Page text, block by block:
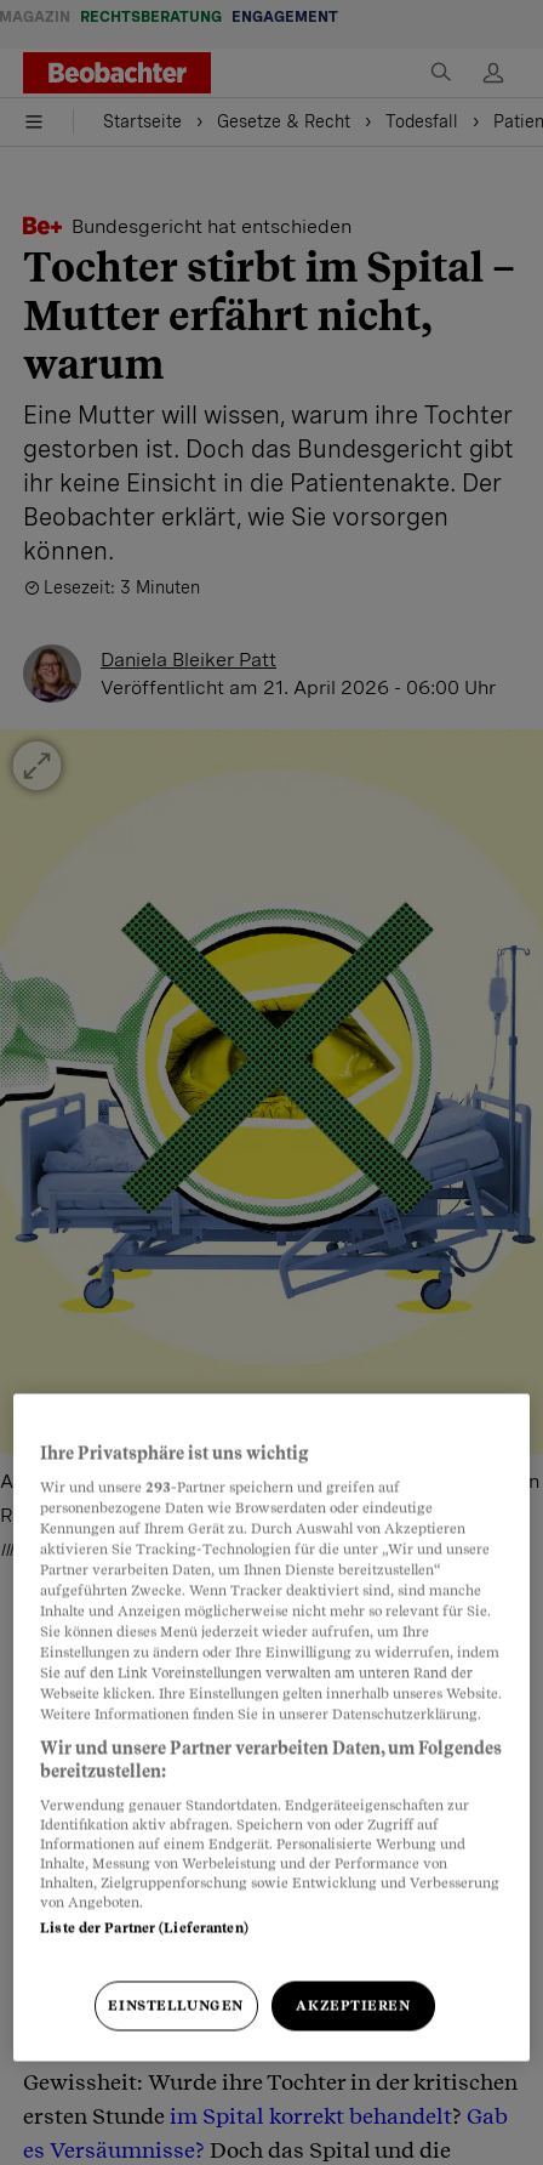
MAGAZIN RECHTSBERATUNG ENGAGEMENT
Startseite Gesetze & Recht Todesfall
Bundesgericht hat entschieden
Tochter stirbt im Spital –
Mutter erfährt nicht,
warum
Eine Mutter will wissen, warum ihre Tochter
gestorben ist. Doch das Bundesgericht gibt
ihr keine Einsicht in die Patientenakte. Der
Beobachter erklärt, wie Sie vorsorgen
können.
Lesezeit: 3 Minuten
Daniela Bleiker Patt
Veröffentlicht am 21. April 2026 - 06:00 Uhr
Angehörige einer Verstorbenen haben nicht automatisch ein
Recht auf Akteneinsicht. Bild: IStock, Freepik, KI-Bild –
Illustration: Fabian Widmer
Teilen Anhören Merken Kommentare
Artikel teilen
Es war ein dramatischer Wettlauf gegen die Zeit:
Eine 61-jährige Frau erleidet in ihrer Wohnung
einen schweren Schlaganfall. Per Ambulanz
wird sie notfallmässig in ein Spital im Kanton
Thurgau eingeliefert. Nach einer knapp
einstündigen Erstbehandlung wird sie verlegt,
in ein Spezialspital im Nachbarkanton St.
Am nächsten Tag ist sie tot.
Gewissheit: Wurde ihre Tochter in der kritischen
ersten Stundeim Spital korrekt behandelt? Gab
es Versäumnisse? Doch das Spital und die
Ihre Privatsphäre ist uns wichtig
Wir und unsere293-Partner speichern und greifen auf
personenbezogene Daten wie Browserdaten oder eindeutige
Kennungen auf Ihrem Gerät zu. Durch Auswahl von Akzeptieren
aktivieren Sie Tracking-Technologien für die unter „Wir und unsere
Partner verarbeiten Daten, um Ihnen Dienste bereitzustellen“
aufgeführten Zwecke. Wenn Tracker deaktiviert sind, sind manche
Inhalte und Anzeigen möglicherweise nicht mehr so relevant für Sie.
Sie können dieses Menü jederzeit wieder aufrufen, um Ihre
Einstellungen zu ändern oder Ihre Einwilligung zu widerrufen, indem
Sie auf den Link Voreinstellungen verwalten am unteren Rand der
Webseite klicken. Ihre Einstellungen gelten innerhalb unseres Website.
Weitere Informationen finden Sie in unserer Datenschutzerklärung.
Wir und unsere Partner verarbeiten Daten, um Folgendes
bereitzustellen:
Verwendung genauer Standortdaten. Endgeräteeigenschaften zur
Identifikation aktiv abfragen. Speichern von oder Zugriff auf
Informationen auf einem Endgerät. Personalisierte Werbung und
Inhalte, Messung von Werbeleistung und der Performance von
Inhalten, Zielgruppenforschung sowie Entwicklung und Verbesserung
von Angeboten.
Liste der Partner (Lieferanten)
EINSTELLUNGEN AKZEPTIEREN